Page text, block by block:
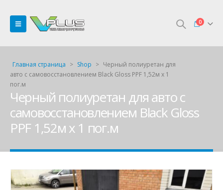
0
Главная страница > Shop > Черный полиуретан для
авто с самовосстановлением Black Gloss PPF 1,52м х 1
пог.м
Черный полиуретан для авто с
самовосстановлением Black Gloss
PPF 1,52м х 1 пог.м